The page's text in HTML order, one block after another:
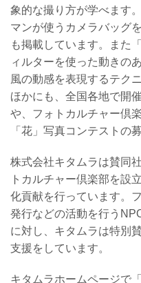
象的な撮り方が学べます
マンが使うカメラバッグ
も掲載しています。また
ィルターを使った動きの
風の動感を表現するテク
ほかにも、全国各地で開
や、フォトカルチャー倶
「花」写真コンテストの
株式会社キタムラは賛同
トカルチャー倶楽部を設
化貢献を行っています。
発行などの活動を行う
に対し、キタムラは特別
支援をしています。
キタムラホームページで